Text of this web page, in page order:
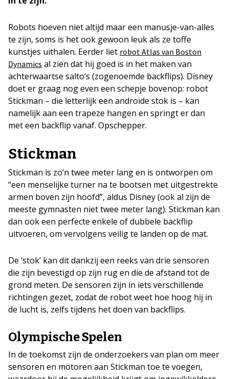
Robots hoeven niet altijd maar een manusje-van-alles
te zijn, soms is het ook gewoon leuk als ze toffe
kunstjes uithalen. Eerder liet robot Atlas van Boston
Dynamics al zien dat hij goed is in het maken van
achterwaartse salto’s (zogenoemde backflips). Disney
doet er graag nog even een schepje bovenop: robot
Stickman – die letterlijk een androïde stok is – kan
namelijk aan een trapeze hangen en springt er dan
met een backflip vanaf. Opschepper.
Stickman
Stickman is zo’n twee meter lang en is ontworpen om
“een menselijke turner na te bootsen met uitgestrekte
armen boven zijn hoofd”, aldus Disney (ook al zijn de
meeste gymnasten niet twee meter lang). Stickman kan
dan ook een perfecte enkele of dubbele backflip
uitvoeren, om vervolgens veilig te landen op de mat.
De ‘stok’ kan dit dankzij een reeks van drie sensoren
die zijn bevestigd op zijn rug en die de afstand tot de
grond meten. De sensoren zijn in iets verschillende
richtingen gezet, zodat de robot weet hoe hoog hij in
de lucht is, zelfs tijdens het doen van backflips.
Olympische Spelen
In de toekomst zijn de onderzoekers van plan om meer
sensoren en motoren aan Stickman toe te voegen,